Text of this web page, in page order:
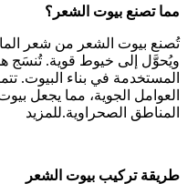
مما تصنع بيوت الشعر؟
تُصنع بيوت الشعر من شعر
ويُحوَّل إلى خيوط قوية. تُنسَج
المستخدمة في بناء البيوت.
العوامل الجوية، مما يجعل
المناطق الصحراوية.للمزيد
طريقة تركيب بيوت الشعر